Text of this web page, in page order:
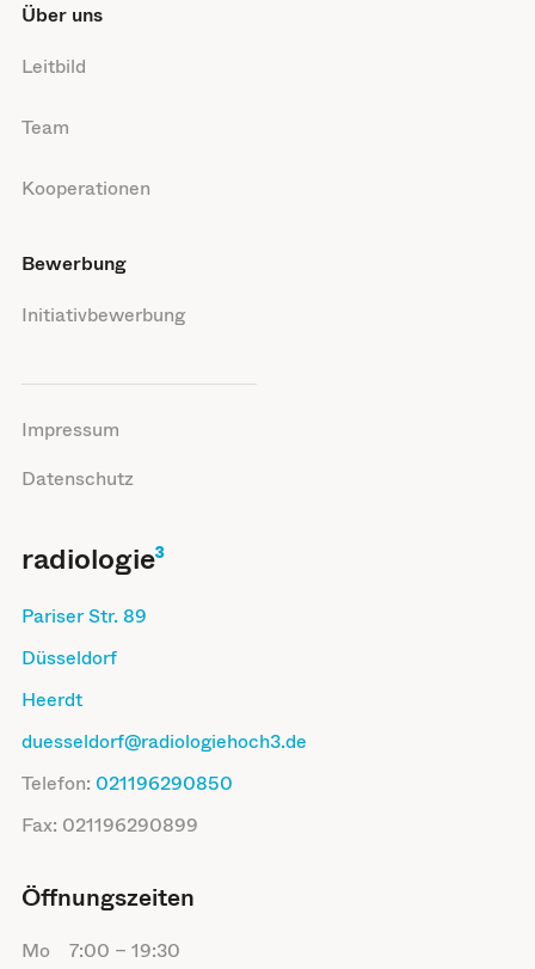
Über uns
Leitbild
Team
Kooperationen
Bewerbung
Initiativbewerbung
Impressum
Datenschutz
radiologie³
Pariser Str. 89
Düsseldorf
Heerdt
duesseldorf@radiologiehoch3.de
Telefon: 021196290850
Fax: 021196290899
Öffnungszeiten
Mo 7:00 – 19:30